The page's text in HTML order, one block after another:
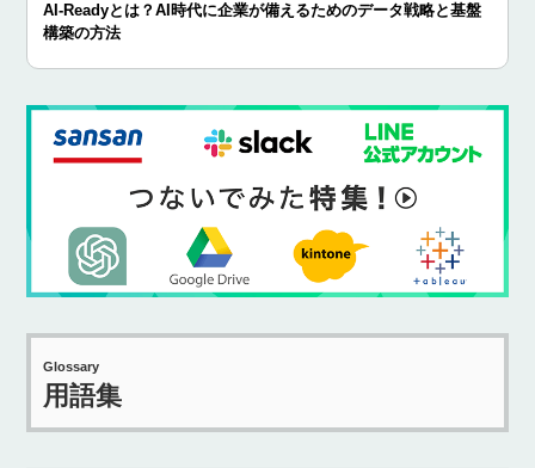
AI-Readyとは？AI時代に企業が備えるためのデータ戦略と基盤
構築の方法
Glossary
用語集